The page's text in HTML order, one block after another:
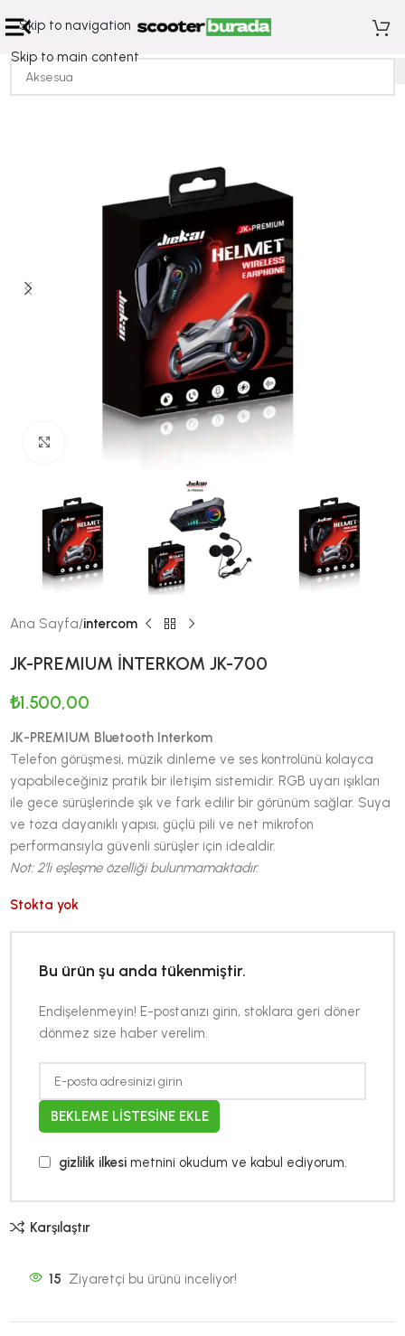
Skip to navigation
Skip to main content
Büyütmek için tıklayın
Ana Sayfa intercom
JK-PREMIUM İNTERKOM JK-700
₺1.500,00
JK-PREMIUM Bluetooth Interkom
Telefon görüşmesi, müzik dinleme ve ses kontrolünü kolayca
yapabileceğiniz pratik bir iletişim sistemidir. RGB uyarı ışıkları
ile gece sürüşlerinde şık ve fark edilir bir görünüm sağlar. Suya
ve toza dayanıklı yapısı, güçlü pili ve net mikrofon
performansıyla güvenli sürüşler için idealdir.
Not: 2’li eşleşme özelliği bulunmamaktadır.
Stokta yok
Bu ürün şu anda tükenmiştir.
Endişelenmeyin! E-postanızı girin, stoklara geri döner
dönmez size haber verelim.
BEKLEME LISTESINE EKLE
gizlilik ilkesi metnini okudum ve kabul ediyorum.
Karşılaştır
15 Ziyaretçi bu ürünü inceliyor!